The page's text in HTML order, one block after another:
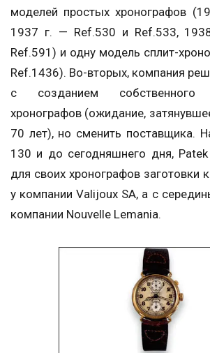
моделей простых хронографов
1937 г. — Ref.530 и Ref.533,
Ref.591) и одну модель сплит-
Ref.1436). Во-вторых, компания
с созданием
хронографов (ожидание,
70 лет), но сменить поставщика.
130 и до сегодняшнего дня, Patek
для своих хронографов заготовки
у компании Valijoux SA, а с
компании Nouvelle Lemania.